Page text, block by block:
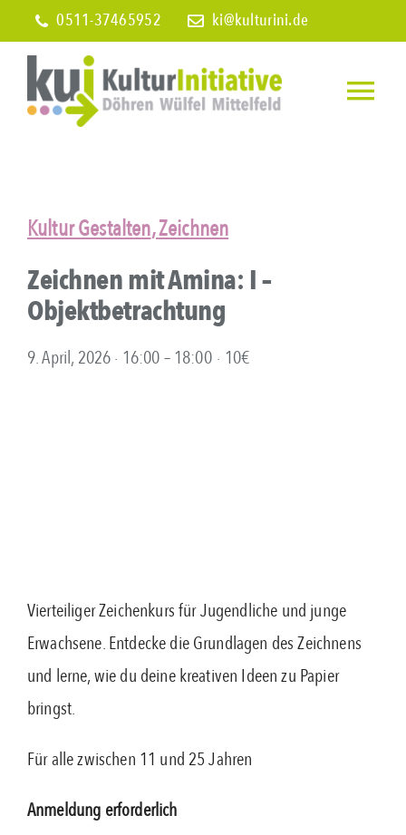
to
0511-37465952 ki@kulturini.de
Kultur Gestalten,Zeichnen
Zeichnen mit Amina: I –
Objektbetrachtung
9. April, 2026 ∙ 16:00–18:00 ∙ 10€
Vierteiliger Zeichenkurs für Jugendliche und junge
Erwachsene. Entdecke die Grundlagen des Zeichnens
und lerne, wie du deine kreativen Ideen zu Papier
bringst.
Für alle zwischen 11 und 25 Jahren
Anmeldung erforderlich